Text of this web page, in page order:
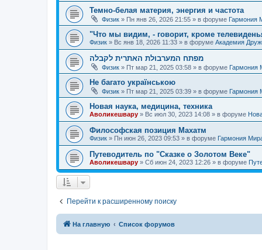
Темно-белая материя, энергия и частота
Физик » Пн янв 26, 2026 21:55 » в форуме Гармония
"Что мы видим, - говорит, кроме
Физик » Вс янв 18, 2026 11:33 » в форуме Академия
מפתח המערבולת האתרית לקבלה
Физик » Пт мар 21, 2025 03:58 » в форуме Гармония
Не багато українською
Физик » Пт мар 21, 2025 03:39 » в форуме Гармония
Новая наука, медицина, техника
Аволикешвару » Вс июл 30, 2023 14:08 » в форуме
Философская позиция Махатм
Физик » Пн июн 26, 2023 09:53 » в форуме Гармония
Путеводитель по "Сказке о Золотом Веке"
Аволикешвару » Сб июн 24, 2023 12:26 » в форуме
Перейти к расширенному поиску
На главную Список форумов